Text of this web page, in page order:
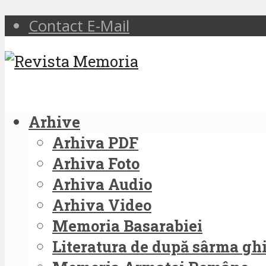
Contact E-Mail
Arhive
Arhiva PDF
Arhiva Foto
Arhiva Audio
Arhiva Video
Memoria Basarabiei
Literatura de după sârma